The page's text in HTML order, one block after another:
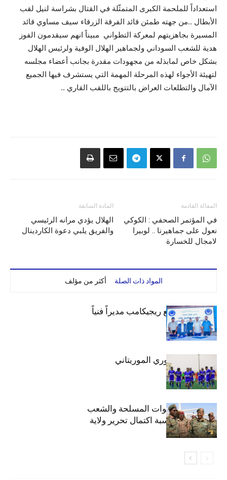
استعداداً للملحمة الكبرى المتمثّلة في القتال بشراسة لنيل لقب
الأبطال ..من جهته طمئن قائد الفرقة الزرقاء سيف مساوي قائد
المسيرة بجاهزيتهم لمعركة التطواني مبيناً انهم سيقدمون الفوز
هدية للشعب السوداني ولجماهير الهلال الوفية ولرئيس الهلال
بشكل خاص لمابذله من مجهودات مقدرة بجانب أعضاء مجلسه
لتهيئة الأجواء لهذه المرحلة المهمة التي يستشرف فيها الجميع
الآمال والتطلعات العراض بالتتويج باللقب القاري ..
المادة السابقة
الهلال يؤدي مرانه الرئيسي
والفريق يلبي دعوة الكاردينال
المقالة القادمة
في المؤتمر الصحفي : الكوكي
نعول على جماهيرنا .. لوبيرا
لامجال للخسارة
المواد ذات الصلة أكثر من مؤلف
الهلال يتعاقد مع ريجيكامب مديراً فنياً
الهلال بطلاً للدوري الموريتاني
الهلال يهنئ القوات المسلحة والشعب
السوداني بمناسبة اكتمال تحرير ولاية
الخرطوم